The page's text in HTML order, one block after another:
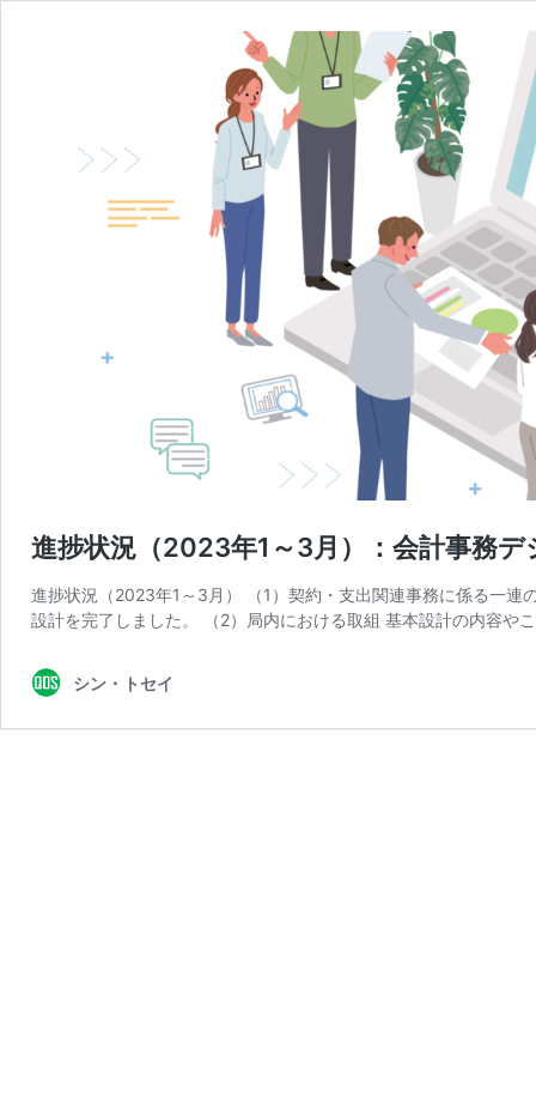
進捗状況（2023年1～3月）：会計事務
進捗状況（2023年1～3月） （1）契約・支出関連事務に係る一
設計を完了しました。 （2）局内における取組 基本設計の内容や
シン・トセイ